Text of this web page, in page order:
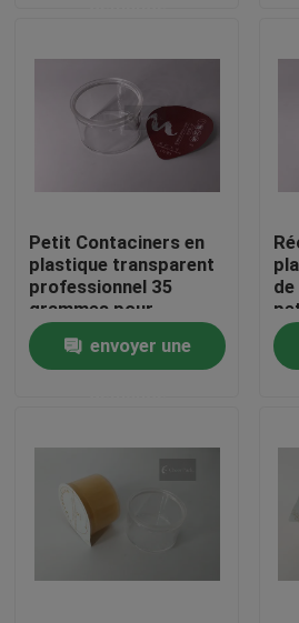
Vidéos
À propos de nous
Visite de l'usine
Contrôle de la qualité
Demandez un devis
Chapeaux en plastique de bec
Petit Contaciners en
plastique transparent
professionnel 35
grammes pour
l'emballage de thé
envoyer une